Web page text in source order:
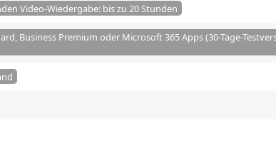
Video-Wiedergabe: bis zu 20 Stunden
Business Premium oder Microsoft 365 Apps (30-Tage-